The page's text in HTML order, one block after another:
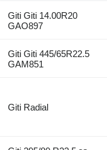
Giti Giti 14.00R20
GAO897
Giti Giti 445/65R22.5
GAM851
Giti Radial